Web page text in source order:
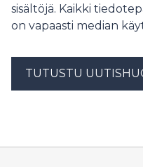
sisältöjä. Kaikki
on vapaasti median
TUTUSTU